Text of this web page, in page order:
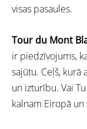
visas pasaules.
Tour du Mont
ir piedzīvojums,
sajūtu. Ceļš, kurā
un izturību. Vai
kalnam Eiropā un